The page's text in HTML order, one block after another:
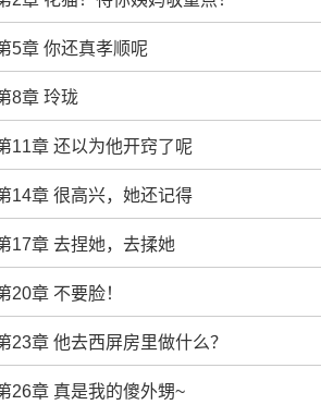
5章 你还真孝顺呢
8章 玲珑
11章 还以为他开窍了呢
14章 很高兴，她还记得
17章 去捏她，去揉她
20章 不要脸！
23章 他去西屏房里做什么？
26章 真是我的傻外甥~